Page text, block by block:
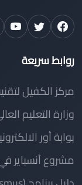
روابط سريعة
مركز الكفيل
وزارة التعليم
بوابة أور
مشروع أنسباير